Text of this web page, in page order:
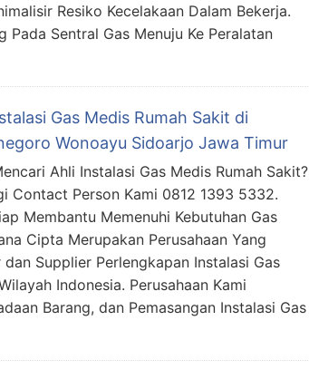
Resiko Kecelakaan Dalam Bekerja.
Pada Sentral Gas Menuju Ke Peralatan
Gas Medis Rumah Sakit di
Wonoayu Sidoarjo Jawa Timur
Ahli Instalasi Gas Medis Rumah Sakit?
Contact Person Kami 0812 1393 5332.
Membantu Memenuhi Kebutuhan Gas
Cipta Merupakan Perusahaan Yang
Supplier Perlengkapan Instalasi Gas
Indonesia. Perusahaan Kami
Barang, dan Pemasangan Instalasi Gas